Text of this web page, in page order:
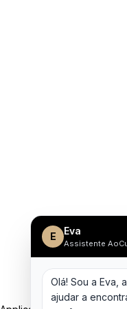
E Eva
Assistente
Olá! Sou a Eva,
ajudar a